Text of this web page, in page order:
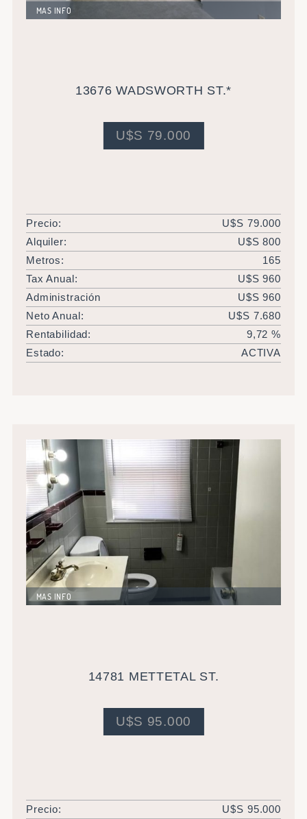
MAS INFO
13676 WADSWORTH ST.*
U$S 79.000
Precio:
U$S 79.000
Alquiler:
U$S 800
Metros:
165
Tax Anual:
U$S 960
Administración
U$S 960
Neto Anual:
U$S 7.680
Rentabilidad:
9,72 %
Estado:
ACTIVA
MAS INFO
14781 METTETAL ST.
U$S 95.000
Precio:
U$S 95.000